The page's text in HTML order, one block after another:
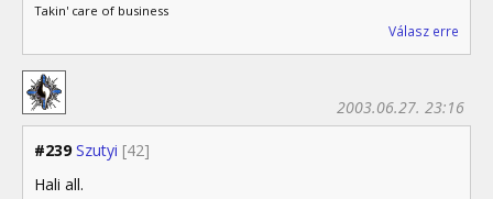
Takin' care of business
Válasz erre
#239 Szutyi [42]
2003.06.27. 23:16
Hali all.